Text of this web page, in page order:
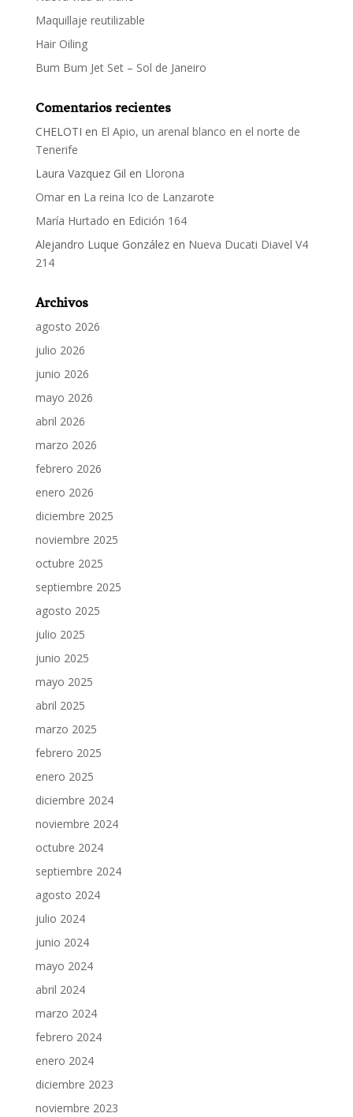
Maquillaje reutilizable
Hair Oiling
Bum Bum Jet Set – Sol de Janeiro
Comentarios recientes
CHELOTI en El Apio, un arenal blanco en el norte de
Tenerife
Laura Vazquez Gil en Llorona
Omaren La reina Ico de Lanzarote
María Hurtado en Edición 164
Alejandro Luque Gonzálezen Nueva Ducati Diavel V4
214
Archivos
agosto 2026
julio 2026
junio 2026
mayo 2026
abril 2026
marzo 2026
febrero 2026
enero 2026
diciembre 2025
noviembre 2025
octubre 2025
septiembre 2025
agosto 2025
julio 2025
junio 2025
mayo 2025
abril 2025
marzo 2025
febrero 2025
enero 2025
diciembre 2024
noviembre 2024
octubre 2024
septiembre 2024
agosto 2024
julio 2024
junio 2024
mayo 2024
abril 2024
marzo 2024
febrero 2024
enero 2024
diciembre 2023
noviembre 2023